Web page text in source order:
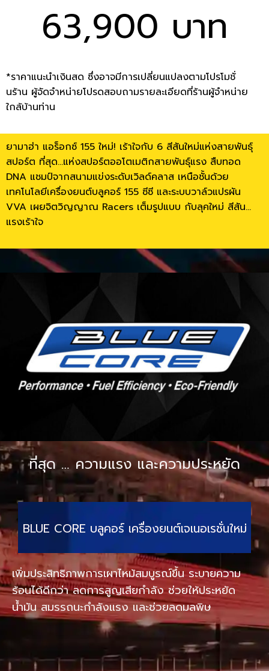
63,900 บาท
*ราคาแนะนำเงินสด ซึ่งอาจมีการเปลี่ยนแปลงตามโปรโมชั่
นร้าน ผู้จัดจำหน่ายโปรดสอบถามรายละเอียดที่ร้านผู้จำหน่าย
ใกล้บ้านท่าน
ยามาฮ่า แอร็อกซ์ 155 ใหม่! เร้าใจกับ 6 สีสันใหม่แห่งสายพันธุ์
สปอร์ต ที่สุด…แห่งสปอร์ตออโตเมติกสายพันธุ์แรง สืบทอด
DNA แชมป์จากสนามแข่งระดับเวิลด์คลาส เหนือชั้นด้วย
เทคโนโลยีเครื่องยนต์บลูคอร์ 155 ซีซี และระบบวาล์วแปรผัน
VVA เผยจิตวิญญาณ Racers เต็มรูปแบบ กับลุคใหม่ สีสัน…
แรงเร้าใจ
ที่สุด … ความแรง และความประหยัด
BLUE CORE บลูคอร์ เครื่องยนต์เจเนอเรชั่นใหม่
เพิ่มประสิทธิภาพการเผาไหม้สมบูรณ์ขึ้น ระบายความ
ร้อนได้ดีกว่า ลดการสูญเสียกำลัง ช่วยให้ประหยัด
น้ำมัน สมรรถนะกำลังแรง และช่วยลดมลพิษ